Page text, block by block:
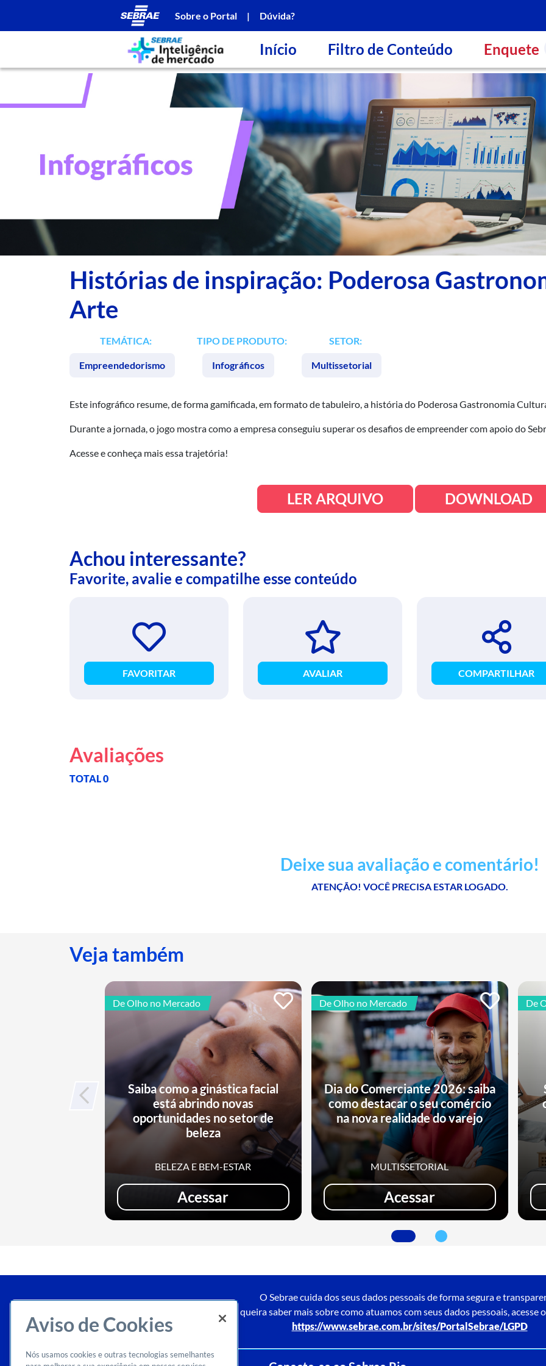
Sobre o Portal | Dúvida?
Início Filtro de Conteúdo Enquete
Histórias de inspiração: Poderosa
Arte
TEMÁTICA:
Empreendedorismo
TIPO DE PRODUTO:
Infográficos
SETOR:
Multissetorial
Este infográfico resume, de forma gamificada, em formato de tabuleiro, a história do Poderosa Gastronomia
Durante a jornada, o jogo mostra como a empresa conseguiu superar os desafios de empreender com apoio do
Acesse e conheça mais essa trajetória!
LER ARQUIVO DOWNLOAD
Achou interessante?
Favorite, avalie e compatilhe esse conteúdo
FAVORITAR AVALIAR COMPARTILHAR
Avaliações
TOTAL 0
Deixe sua avaliação e comentário!
ATENÇÃO! VOCÊ PRECISA ESTAR LOGADO.
Veja também
De Olho no Mercado
Saiba como a ginástica facial
está abrindo novas
oportunidades no setor de
beleza
BELEZA E BEM-ESTAR
Acessar
De Olho no Mercado
Dia do Comerciante 2026: saiba
como destacar o seu comércio
na nova realidade do varejo
MULTISSETORIAL
Acessar
De
O Sebrae cuida dos seus dados pessoais de forma segura e
Caso queira saber mais sobre como atuamos com seus dados pessoais, acesse
https://www.sebrae.com.br/sites/PortalSebrae/LGPD
Aviso de Cookies
Nós usamos cookies e outras tecnologias semelhantes